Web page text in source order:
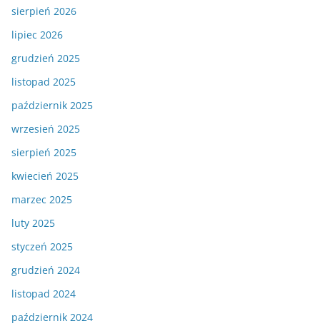
sierpień 2026
lipiec 2026
grudzień 2025
listopad 2025
październik 2025
wrzesień 2025
sierpień 2025
kwiecień 2025
marzec 2025
luty 2025
styczeń 2025
grudzień 2024
listopad 2024
październik 2024